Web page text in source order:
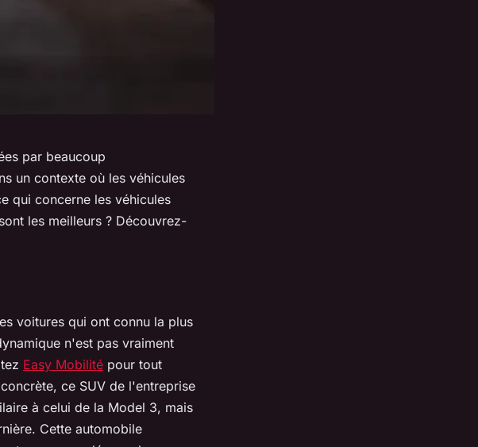
par beaucoup
un contexte où les véhicules
qui concerne les véhicules
les meilleurs ? Découvrez-
voitures qui ont connu la plus
n'est pas vraiment
Easy Mobilité pour tout
ce SUV de l'entreprise
à celui de la Model 3, mais
Cette automobile